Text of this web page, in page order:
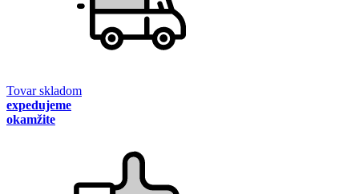
Tovar skladom
expedujeme
okamžite